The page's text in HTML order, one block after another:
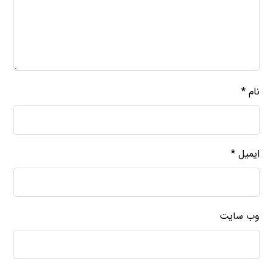
نام*
ایمیل*
وب‌ سایت